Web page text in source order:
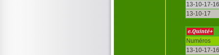
13-10-17-
13-10-17
Numéros
13-10-17-